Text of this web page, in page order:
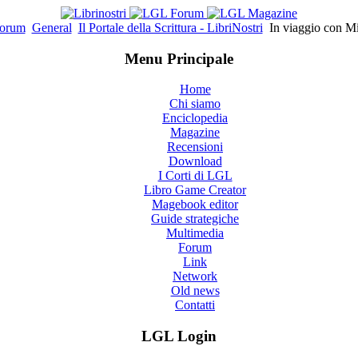
General Il Portale della Scrittura - LibriNostri In viaggio con
Menu Principale
Home
Chi siamo
Enciclopedia
Magazine
Recensioni
Download
I Corti di LGL
Libro Game Creator
Magebook editor
Guide strategiche
Multimedia
Forum
Link
Network
Old news
Contatti
LGL Login